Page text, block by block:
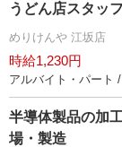
うどん店スタッフ
めりけんや 江坂店
時給1,230円
アルバイト・パート
半導体製品の加
場・製造